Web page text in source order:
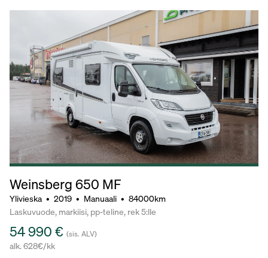
Weinsberg 650 MF
Ylivieska • 2019 • Manuaali • 84000km
Laskuvuode, markiisi, pp-teline, rek 5:lle
54 990 € (sis. ALV)
alk. 628€/kk